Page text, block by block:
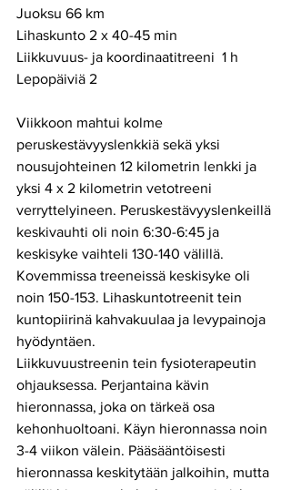
Juoksu 66 km
Lihaskunto 2 x 40-45 min
Liikkuvuus- ja koordinaatitreeni  1 h
Lepopäiviä 2
Viikkoon mahtui kolme
peruskestävyyslenkkiä sekä yksi
nousujohteinen 12 kilometrin lenkki ja
yksi 4 x 2 kilometrin vetotreeni
verryttelyineen. Peruskestävyyslenkeillä
keskivauhti oli noin 6:30-6:45 ja
keskisyke vaihteli 130-140 välillä.
Kovemmissa treeneissä keskisyke oli
noin 150-153. Lihaskuntotreenit tein
kuntopiirinä kahvakuulaa ja levypainoja
hyödyntäen.
Liikkuvuustreenin tein fysioterapeutin
ohjauksessa. Perjantaina kävin
hieronnassa, joka on tärkeä osa
kehonhuoltoani. Käyn hieronnassa noin
3-4 viikon välein. Pääsääntöisesti
hieronnassa keskitytään jalkoihin, mutta